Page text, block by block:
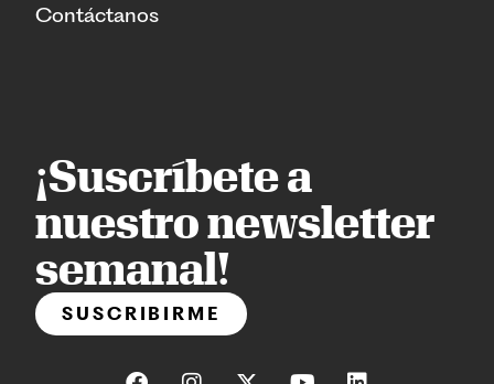
Contáctanos
¡Suscríbete a
nuestro newsletter
semanal!
SUSCRIBIRME